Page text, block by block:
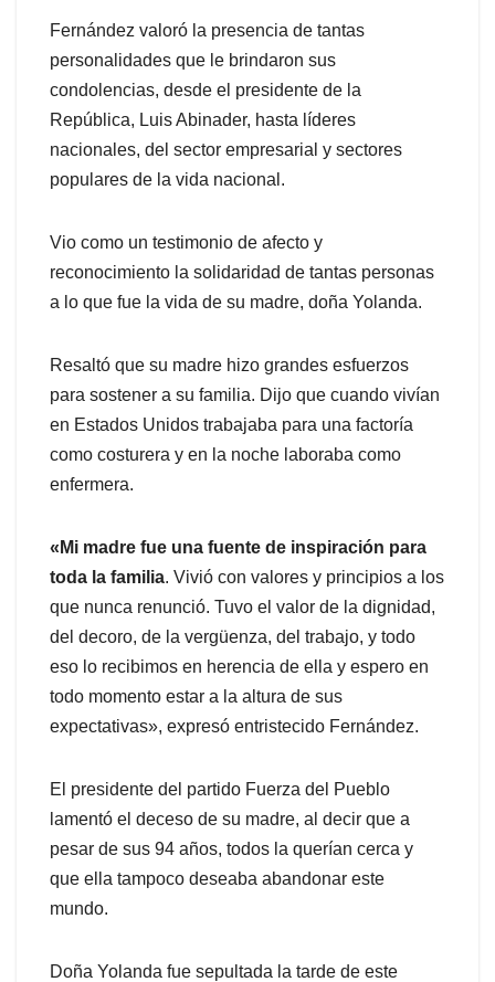
Fernández valoró la presencia de tantas
personalidades que le brindaron sus
condolencias, desde el presidente de la
República, Luis Abinader, hasta líderes
nacionales, del sector empresarial y sectores
populares de la vida nacional.
Vio como un testimonio de afecto y
reconocimiento la solidaridad de tantas personas
a lo que fue la vida de su madre, doña Yolanda.
Resaltó que su madre hizo grandes esfuerzos
para sostener a su familia. Dijo que cuando vivían
en Estados Unidos trabajaba para una factoría
como costurera y en la noche laboraba como
enfermera.
«Mi madre fue una fuente de inspiración para
toda la familia. Vivió con valores y principios a los
que nunca renunció. Tuvo el valor de la dignidad,
del decoro, de la vergüenza, del trabajo, y todo
eso lo recibimos en herencia de ella y espero en
todo momento estar a la altura de sus
expectativas», expresó entristecido Fernández.
El presidente del partido Fuerza del Pueblo
lamentó el deceso de su madre, al decir que a
pesar de sus 94 años, todos la querían cerca y
que ella tampoco deseaba abandonar este
mundo.
Doña Yolanda fue sepultada la tarde de este